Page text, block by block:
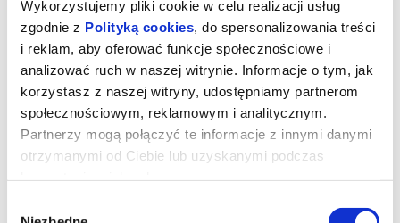
Wykorzystujemy pliki cookie w celu realizacji usług
zgodnie z Polityką cookies , do spersonalizowania treści
i reklam, aby oferować funkcje społecznościowe i
analizować ruch w naszej witrynie. Informacje o tym, jak
korzystasz z naszej witryny, udostępniamy partnerom
społecznościowym, reklamowym i analitycznym.
Partnerzy mogą połączyć te informacje z innymi danymi
otrzymanymi od Ciebie lub uzyskanymi podczas
DRAMA
Pozornie idealna para przechodzi kryzys, gdy na kilka dni przed
ślubem na jaw wychodzą skrywane tajemnice.
TAK?